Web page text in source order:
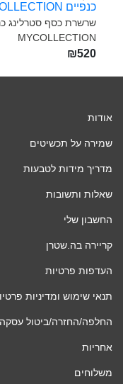
שרשרת כסף סטרלינג
MYCOLLECTION‎
₪520
אודות
שמירה על תכשיטים
מדריך מידות לטבעות
שאלות ותשובות
החשבון שלי
קריירה בה.שטרן
העדפות פרטיות
תנאי שימוש ומדיניות
החלפה/החזרה/ביטול עסקה
אחריות
משלוחים